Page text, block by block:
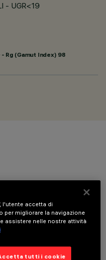
- UGR<19
Rg (Gamut Index) 98
l'utente accetta di
per migliorare la navigazione
assistere nelle nostre attività
tutti i cookie